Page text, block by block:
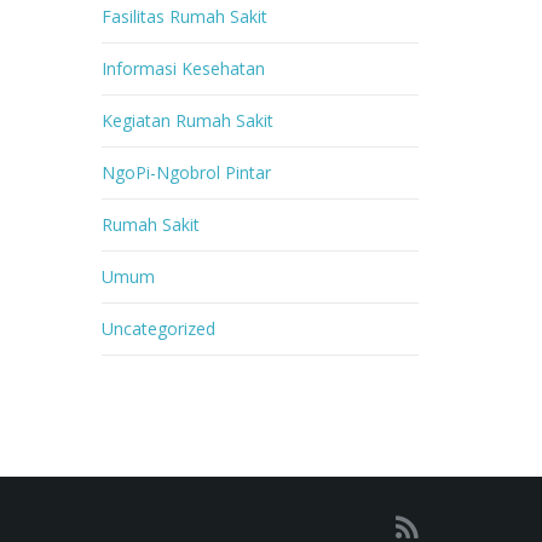
Fasilitas Rumah Sakit
Informasi Kesehatan
Kegiatan Rumah Sakit
NgoPi-Ngobrol Pintar
Rumah Sakit
Umum
Uncategorized